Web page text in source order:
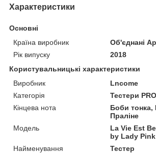
Характеристики
Основні
Країна виробник
Об'єднані
Рік випуску
2018
Користувальницькі характеристики
Виробник
Lncome
Категорія
Тестери
Кінцева нота
Боби тонка,
Праліне
Мoдель
La Vie Est
by Lady Pink
Найменування
Тестер